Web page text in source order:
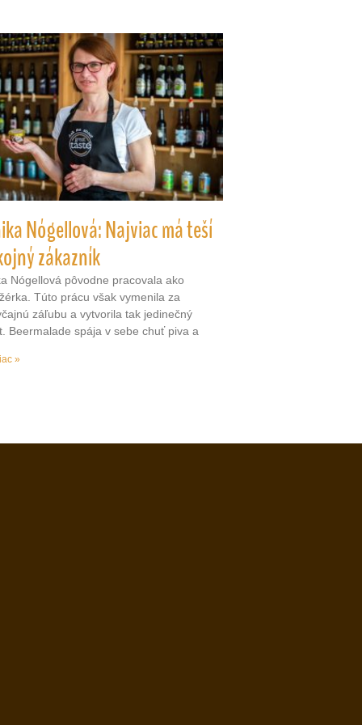
Nógellová: Najviac má teší
zákazník
Nógellová pôvodne pracovala ako
Túto prácu však vymenila za
záľubu a vytvorila tak jedinečný
Beermalade spája v sebe chuť piva a
»